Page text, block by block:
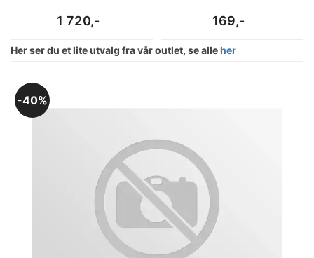
1 720,- 169,-
Her ser du et lite utvalg fra vår outlet, se alleher
40%